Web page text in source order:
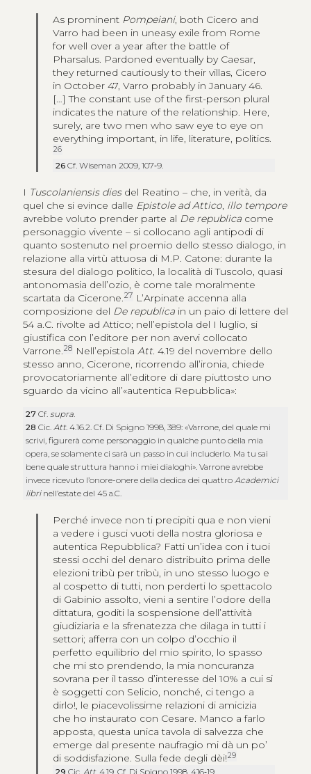
As prominent Pompeiani, both Cicero and
Varro had been in uneasy exile from Rome
for well over a year after the battle of
Pharsalus. Pardoned eventually by Caesar,
they returned cautiously to their villas, Cicero
in October 47, Varro probably in January 46.
[…] The constant use of the first-person plural
indicates the nature of the relationship. Here,
surely, are two men who saw eye to eye on
everything important, in life, literature, politics.
26
26Cf. Wiseman 2009, 107‑9.
I Tuscolaniensis diesdel Reatino – che, in verità, da
quel che si evince dalle Epistole ad Attico, illo tempore
avrebbe voluto prender parte al De republicacome
personaggio vivente – si collocano agli antipodi di
quanto sostenuto nel proemio dello stesso dialogo, in
relazione alla virtù attuosa di M.P. Catone: durante la
stesura del dialogo politico, la località di Tuscolo, quasi
antonomasia dell’ozio, è come tale moralmente
scartata da Cicerone.27 L’Arpinate accenna alla
composizione del De republicain un paio di lettere del
54 a.C. rivolte ad Attico; nell’epistola del I luglio, si
giustifica con l’editore per non avervi collocato
Varrone.28 Nell’epistola Att. 4.19 del novembre dello
stesso anno, Cicerone, ricorrendo all’ironia, chiede
provocatoriamente all’editore di dare piuttosto uno
sguardo da vicino all’«autentica Repubblica»:
27Cf.supra.
28Cic.Att. 4.16.2. Cf. Di Spigno 1998, 389: «Varrone, del quale mi
scrivi, figurerà come personaggio in qualche punto della mia
opera, se solamente ci sarà un passo in cui includerlo. Ma tu sai
bene quale struttura hanno i miei dialoghi». Varrone avrebbe
invece ricevuto l’onore-onere della dedica dei quattroAcademici
libri nell’estate del 45 a.C.
Perché invece non ti precipiti qua e non vieni
a vedere i gusci vuoti della nostra gloriosa e
autentica Repubblica? Fatti un’idea con i tuoi
stessi occhi del denaro distribuito prima delle
elezioni tribù per tribù, in uno stesso luogo e
al cospetto di tutti, non perderti lo spettacolo
di Gabinio assolto, vieni a sentire l’odore della
dittatura, goditi la sospensione dell’attività
giudiziaria e la sfrenatezza che dilaga in tutti i
settori; afferra con un colpo d’occhio il
perfetto equilibrio del mio spirito, lo spasso
che mi sto prendendo, la mia noncuranza
sovrana per il tasso d’interesse del 10% a cui si
è soggetti con Selicio, nonché, ci tengo a
dirlo!, le piacevolissime relazioni di amicizia
che ho instaurato con Cesare. Manco a farlo
apposta, questa unica tavola di salvezza che
emerge dal presente naufragio mi dà un po’
di soddisfazione. Sulla fede degli dèi!29
29Cic.Att. 4.19. Cf. Di Spigno 1998, 416‑19.